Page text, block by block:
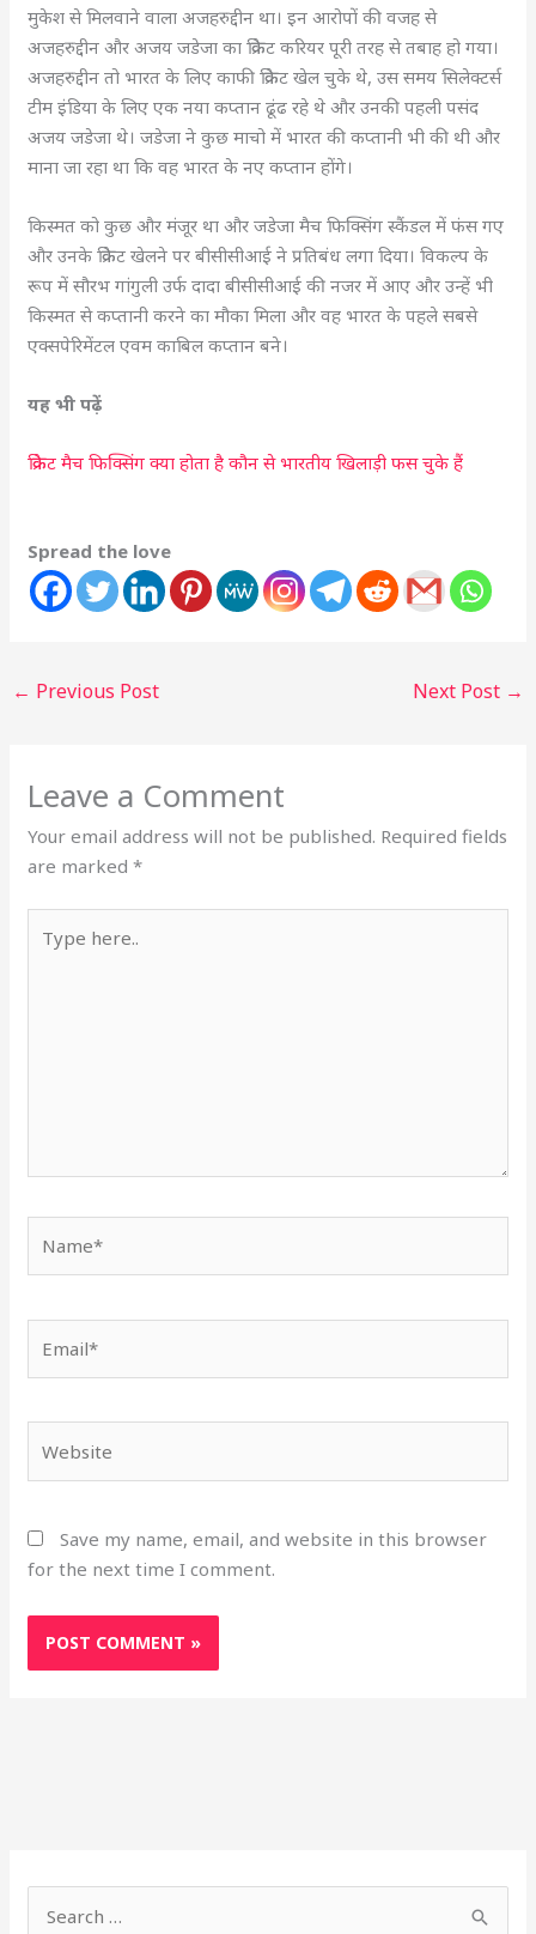
मुकेश से मिलवाने वाला अजहरुद्दीन था। इन आरोपों की वजह से
अजहरुद्दीन और अजय जडेजा का क्रिकेट करियर पूरी तरह से तबाह हो गया।
अजहरुद्दीन तो भारत के लिए काफी क्रिकेट खेल चुके थे, उस समय सिलेक्टर्स
टीम इंडिया के लिए एक नया कप्तान ढूंढ रहे थे और उनकी पहली पसंद
अजय जडेजा थे। जडेजा ने कुछ माचो में भारत की कप्तानी भी की थी और
माना जा रहा था कि वह भारत के नए कप्तान होंगे।
किस्मत को कुछ और मंजूर था और जडेजा मैच फिक्सिंग स्कैंडल में फंस गए
और उनके क्रिकेट खेलने पर बीसीसीआई ने प्रतिबंध लगा दिया। विकल्प के
रूप में सौरभ गांगुली उर्फ दादा बीसीसीआई की नजर में आए और उन्हें भी
किस्मत से कप्तानी करने का मौका मिला और वह भारत के पहले सबसे
एक्सपेरिमेंटल एवम काबिल कप्तान बने।
यह भी पढ़ें
क्रिकेट मैच फिक्सिंग क्या होता है कौन से भारतीय खिलाड़ी फस चुके हैं
Spread the love
← Previous Post Next Post →
Leave a Comment
Your email address will not be published. Required fields
are marked*
here..
Save my name, email, and website in this browser
for the next time I comment.